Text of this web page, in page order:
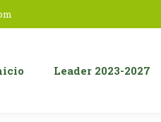
Leader 2023-2027